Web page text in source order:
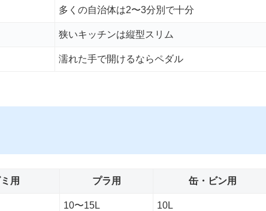
多くの自治体は2〜3分別で十分
狭いキッチンは縦型スリム
濡れた手で開けるならペダル
用 プラ用 缶・ビン用
10〜15L 10L